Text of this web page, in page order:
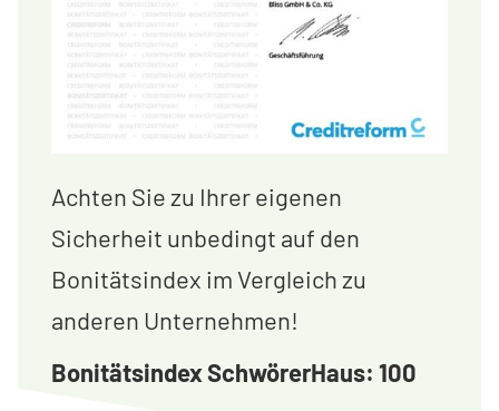
Achten Sie zu Ihrer eigenen
Sicherheit unbedingt auf den
Bonitätsindex im Vergleich zu
anderen Unternehmen!
Bonitätsindex SchwörerHaus: 100